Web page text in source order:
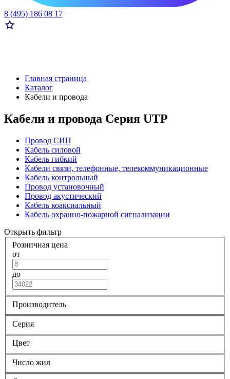
8 (495) 186 08 17
Главная страница
Каталог
Кабели и провода
Кабели и провода Серия UTP
Провод СИП
Кабель силовой
Кабель гибкий
Кабели связи, телефонные, телекоммуникационные
Кабель контрольный
Провод установочный
Провод акустический
Кабель коаксиальный
Кабель охранно-пожарной сигнализации
Открыть фильтр
Розничная цена
от
до
Производитель
Серия
Цвет
Число жил